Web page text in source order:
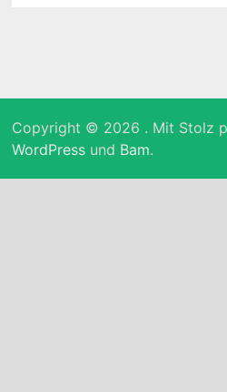
Copyright © 2026 . Mit Stolz
WordPressund Bam.